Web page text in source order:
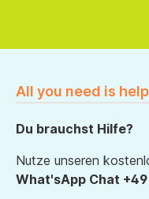
All you need is
Du brauchst Hilfe?
Nutze unseren
What'sApp Chat +49